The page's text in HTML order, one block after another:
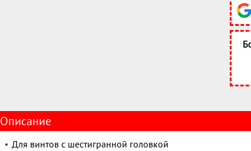
Описание
Для винтов с шестигранной головкой